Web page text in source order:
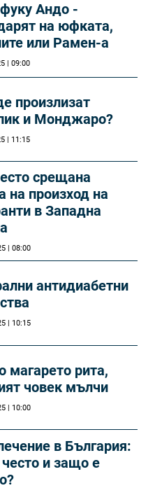
Андо -
на юфката,
или Рамен-а
| 09:00
произлизат
и Монджаро?
| 11:15
срещана
на произход на
в Западна
| 08:00
антидиабетни
| 10:15
магарето рита,
човек мълчи
| 10:00
в България:
често и защо е